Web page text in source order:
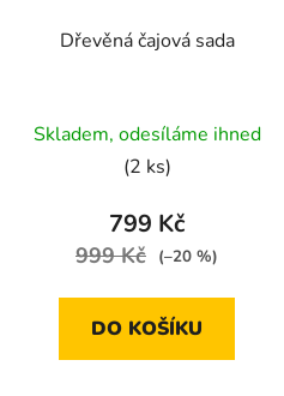
Dřevěná čajová sada
hodnocení
produktu
je
5,0
hvězdiček.
Skladem, odesíláme ihned
(2 ks)
799 Kč
999 Kč (–20 %)
DO KOŠÍKU